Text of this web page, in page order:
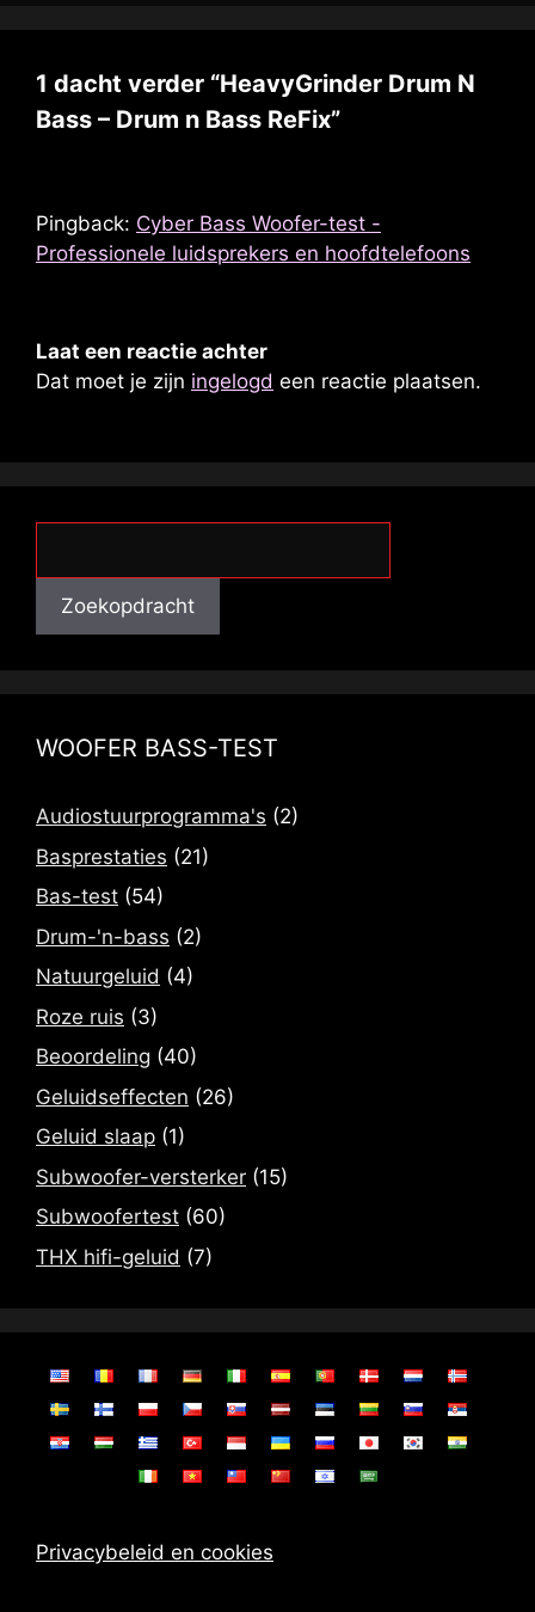
1 dacht verder “HeavyGrinder Drum N
Bass – Drum n Bass ReFix”
Pingback: Cyber ​​Bass Woofer-test -
Professionele luidsprekers en hoofdtelefoons
Laat een reactie achter
Dat moet je zijn ingelogd een reactie plaatsen.
Zoekopdracht
WOOFER BASS-TEST
Audiostuurprogramma's (2)
Basprestaties (21)
Bas-test (54)
Drum-'n-bass (2)
Natuurgeluid (4)
Roze ruis (3)
Beoordeling (40)
Geluidseffecten (26)
Geluid slaap (1)
Subwoofer-versterker (15)
Subwoofertest (60)
THX hifi-geluid (7)
Privacybeleid en cookies